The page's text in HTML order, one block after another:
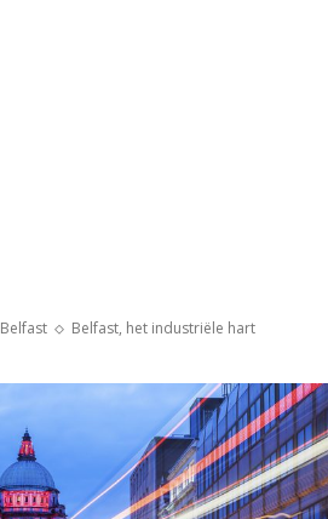
Belfast
Belfast, het industriële hart